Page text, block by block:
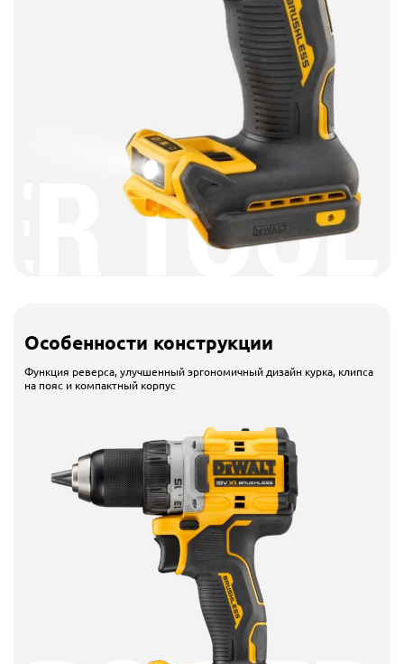
Особенности конструкции
Функция реверса, улучшенный эргономичный дизайн курка, клипса
на пояс и компактный корпус